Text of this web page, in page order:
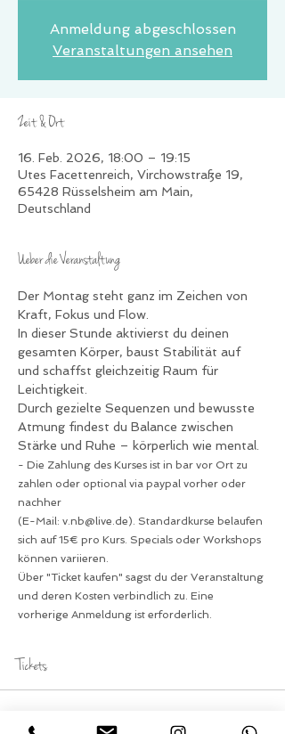
Anmeldung abgeschlossen
Veranstaltungen ansehen
Zeit & Ort
16. Feb. 2026, 18:00 – 19:15
Utes Facettenreich, Virchowstraße 19,
65428 Rüsselsheim am Main,
Deutschland
Ueber die Veranstaltung
Der Montag steht ganz im Zeichen von
Kraft, Fokus und Flow.
In dieser Stunde aktivierst du deinen
gesamten Körper, baust Stabilität auf
und schaffst gleichzeitig Raum für
Leichtigkeit.
Durch gezielte Sequenzen und bewusste
Atmung findest du Balance zwischen
Stärke und Ruhe – körperlich wie mental.
- Die Zahlung des Kurses ist in bar vor Ort zu
zahlen oder optional via paypal vorher oder
nachher
(E-Mail: v.nb@live.de). Standardkurse belaufen
sich auf 15€ pro Kurs. Specials oder Workshops
können variieren.
Über "Ticket kaufen" sagst du der Veranstaltung
und deren Kosten verbindlich zu. Eine
vorherige Anmeldung ist erforderlich.
Tickets